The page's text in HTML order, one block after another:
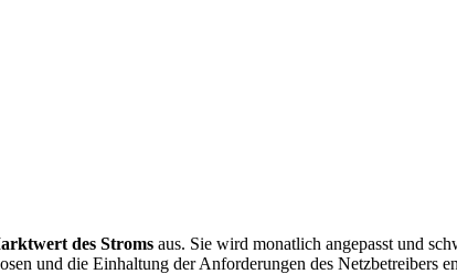
des Stroms aus. Sie wird monatlich angepasst und
und die Einhaltung der Anforderungen des Netzbetreibers